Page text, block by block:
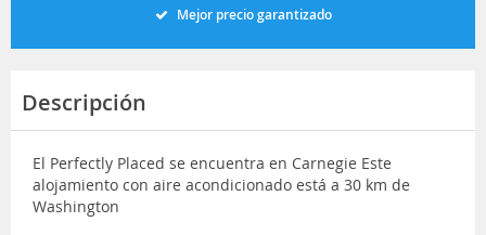
Mejor precio garantizado
Descripción
El Perfectly Placed se encuentra en Carnegie Este
alojamiento con aire acondicionado está a 30 km de
Washington